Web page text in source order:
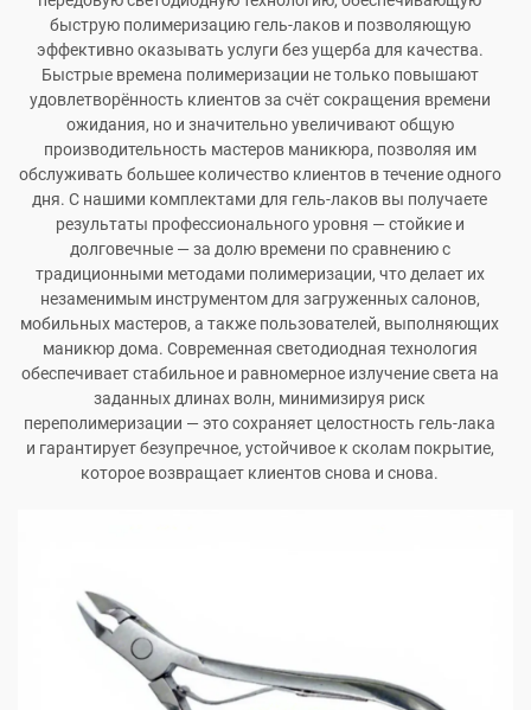
быструю полимеризацию гель-лаков и позволяющую
эффективно оказывать услуги без ущерба для качества.
Быстрые времена полимеризации не только повышают
удовлетворённость клиентов за счёт сокращения времени
ожидания, но и значительно увеличивают общую
производительность мастеров маникюра, позволяя им
обслуживать большее количество клиентов в течение одного
дня. С нашими комплектами для гель-лаков вы получаете
результаты профессионального уровня — стойкие и
долговечные — за долю времени по сравнению с
традиционными методами полимеризации, что делает их
незаменимым инструментом для загруженных салонов,
мобильных мастеров, а также пользователей, выполняющих
маникюр дома. Современная светодиодная технология
обеспечивает стабильное и равномерное излучение света на
заданных длинах волн, минимизируя риск
переполимеризации — это сохраняет целостность гель-лака
и гарантирует безупречное, устойчивое к сколам покрытие,
которое возвращает клиентов снова и снова.